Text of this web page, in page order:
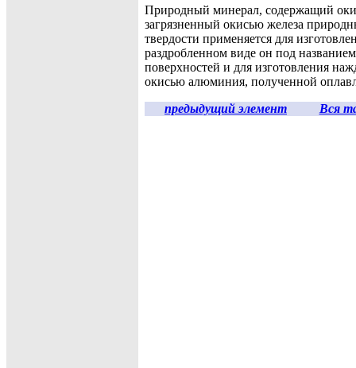
Природный минерал, содержащий
загрязненный окисью железа
твердости применяется для
раздробленном виде он под
поверхностей и для изготовления
окисью алюминия, полученной
предыдущий элемент
Вся